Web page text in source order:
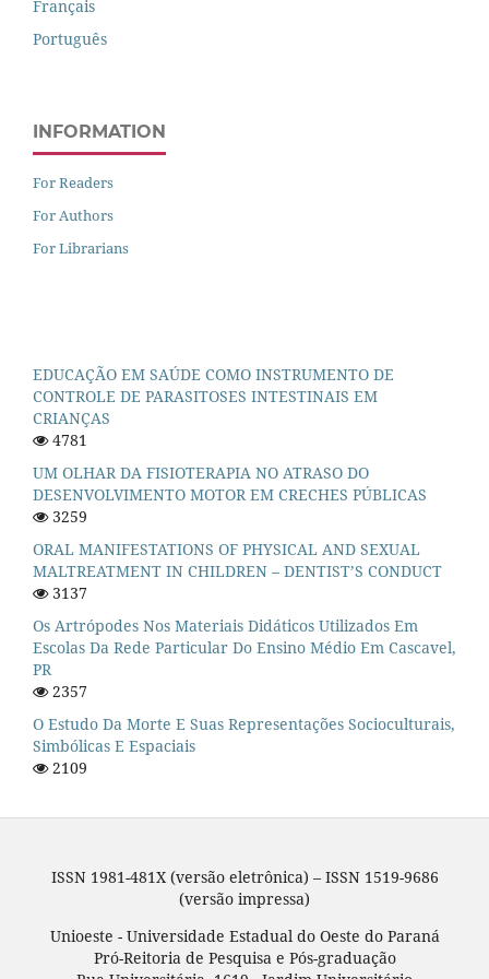
Français
Português
INFORMATION
For Readers
For Authors
For Librarians
EDUCAÇÃO EM SAÚDE COMO INSTRUMENTO DE
CONTROLE DE PARASITOSES INTESTINAIS EM
CRIANÇAS
4781
UM OLHAR DA FISIOTERAPIA NO ATRASO DO
DESENVOLVIMENTO MOTOR EM CRECHES PÚBLICAS
3259
ORAL MANIFESTATIONS OF PHYSICAL AND SEXUAL
MALTREATMENT IN CHILDREN – DENTIST’S CONDUCT
3137
Os Artrópodes Nos Materiais Didáticos Utilizados Em
Escolas Da Rede Particular Do Ensino Médio Em Cascavel,
PR
2357
O Estudo Da Morte E Suas Representações Socioculturais,
Simbólicas E Espaciais
2109
ISSN 1981-481X (versão eletrônica) – ISSN 1519-9686
(versão impressa)
Unioeste - Universidade Estadual do Oeste do Paraná
Pró-Reitoria de Pesquisa e Pós-graduação